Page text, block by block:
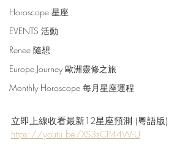
Horoscope 星座
EVENTS 活動
Renee 隨想
Europe Journey 歐洲靈修之旅
Monthly Horoscope 每月星座運程
立即上線收看最新12星座預測 (粵語版)
https://youtu.be/XS3sCP44W-U